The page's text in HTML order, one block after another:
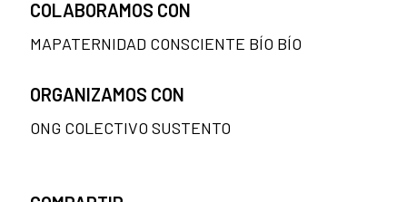
COLABORAMOS CON
MAPATERNIDAD CONSCIENTE BÍO BÍO
ORGANIZAMOS CON
ONG COLECTIVO SUSTENTO